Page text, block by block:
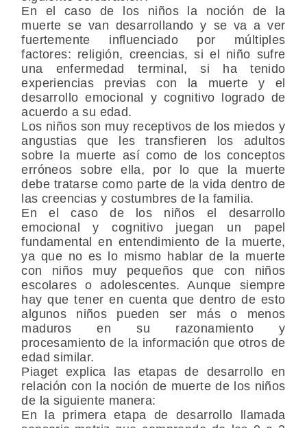
En el caso de los niños la noción de la
muerte se van desarrollando y se va a ver
fuertemente influenciado por múltiples
factores: religión, creencias, si el niño sufre
una enfermedad terminal, si ha tenido
experiencias previas con la muerte y el
desarrollo emocional y cognitivo logrado de
acuerdo a su edad.
Los niños son muy receptivos de los miedos y
angustias que les transfieren los adultos
sobre la muerte así como de los conceptos
erróneos sobre ella, por lo que la muerte
debe tratarse como parte de la vida dentro de
las creencias y costumbres de la familia.
En el caso de los niños el desarrollo
emocional y cognitivo juegan un papel
fundamental en entendimiento de la muerte,
ya que no es lo mismo hablar de la muerte
con niños muy pequeños que con niños
escolares o adolescentes. Aunque siempre
hay que tener en cuenta que dentro de esto
algunos niños pueden ser más o menos
maduros en su razonamiento y
procesamiento de la información que otros de
edad similar.
Piaget explica las etapas de desarrollo en
relación con la noción de muerte de los niños
de la siguiente manera:
En la primera etapa de desarrollo llamada